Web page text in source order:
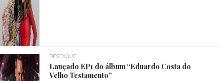
DESTAQUE
Lançado EP1 do álbum “Eduardo Costa do
Velho Testamento”